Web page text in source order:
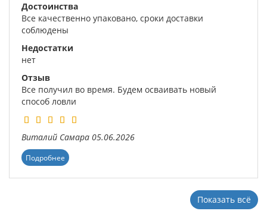
Достоинства
Все качественно упаковано, сроки доставки
соблюдены
Недостатки
нет
Отзыв
Все получил во время. Будем осваивать новый
способ ловли
Виталий Самара 05.06.2026
Подробнее
Показать всё